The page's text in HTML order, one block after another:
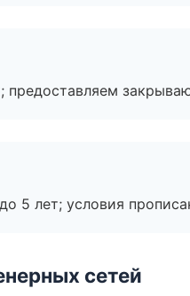
предоставляем
5 лет; условия
сетей